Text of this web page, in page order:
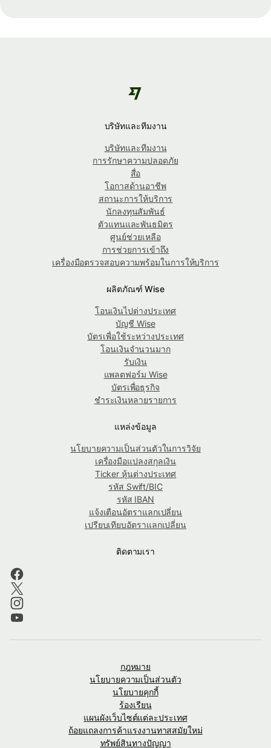
บริษัทและทีมงาน
บริษัทและทีมงาน
การรักษาความปลอดภัย
สื่อ
โอกาสด้านอาชีพ
สถานะการให้บริการ
นักลงทุนสัมพันธ์
ตัวแทนและพันธมิตร
ศูนย์ช่วยเหลือ
การช่วยการเข้าถึง
เครื่องมือตรวจสอบความพร้อมในการให้บริการ
ผลิตภัณฑ์ Wise
โอนเงินไปต่างประเทศ
บัญชี Wise
บัตรเพื่อใช้ระหว่างประเทศ
โอนเงินจำนวนมาก
รับเงิน
แพลตฟอร์ม Wise
บัตรเพื่อธุรกิจ
ชำระเงินหลายรายการ
แหล่งข้อมูล
นโยบายความเป็นส่วนตัวในการวิจัย
เครื่องมือแปลงสกุลเงิน
Ticker หุ้นต่างประเทศ
รหัส Swift/BIC
รหัส IBAN
แจ้งเตือนอัตราแลกเปลี่ยน
เปรียบเทียบอัตราแลกเปลี่ยน
ติดตามเรา
กฎหมาย
นโยบายความเป็นส่วนตัว
นโยบายคุกกี้
ร้องเรียน
แผนผังเว็บไซต์แต่ละประเทศ
ถ้อยแถลงการค้าแรงงานทาสสมัยใหม่
ทรัพย์สินทางปัญญา